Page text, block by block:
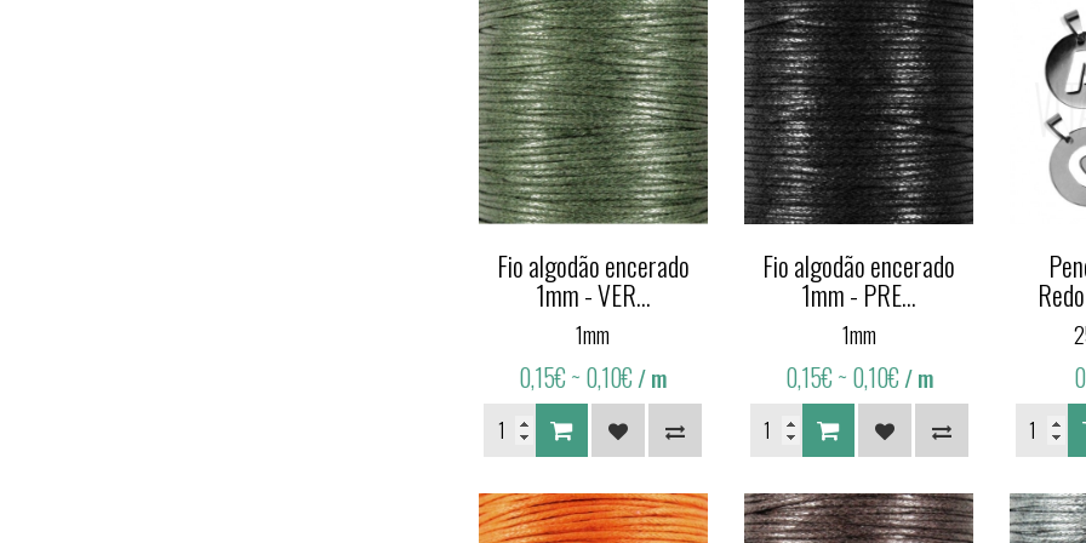
Fio algodão encerado
1mm - VER...
1mm
0,15€~ 0,10€/ m
Fio algodão encerado
1mm - PRE...
1mm
0,15€~ 0,10€/ m